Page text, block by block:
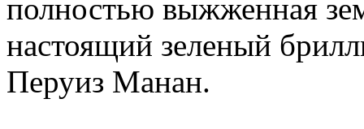
полностью выжженная
настоящий зеленый
Перуиз Манан.